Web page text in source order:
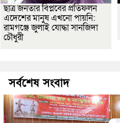
ছাত্র জনতার বিপ্লবের প্রতিফলন
এদেশের মানুষ এখনো পায়নি:
রামগঞ্জে জুলাই যোদ্ধা সানজিদা
চৌধুরী
সর্বশেষ সংবাদ